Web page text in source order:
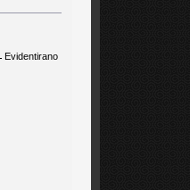
Evidentirano